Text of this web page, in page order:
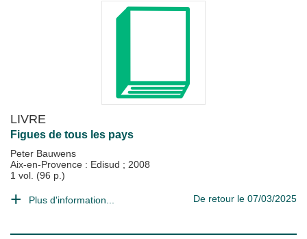
LIVRE
Figues de tous les pays
Peter Bauwens
Aix-en-Provence : Edisud ; 2008
1 vol. (96 p.)
Plus d'information... De retour le 07/03/2025